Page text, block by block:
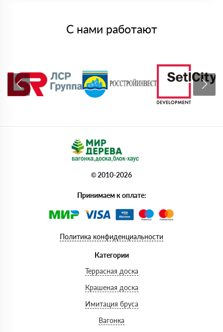
С нами работают
© 2010-2026
Принимаем к оплате:
Политика конфиденциальности
Категории
Террасная доска
Крашеная доска
Имитация бруса
Вагонка